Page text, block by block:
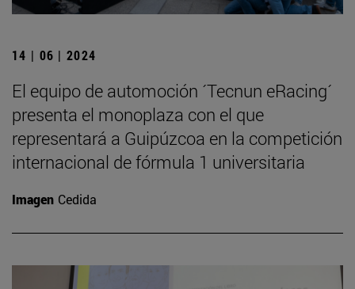
14 | 06 | 2024
El equipo de automoción ´Tecnun eRacing´
presenta el monoplaza con el que
representará a Guipúzcoa en la competición
internacional de fórmula 1 universitaria
Imagen Cedida